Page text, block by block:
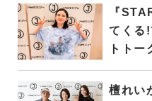
『
てくる
トトー
檀れい